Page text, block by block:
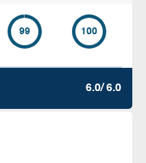
99 100
6.0/ 6.0